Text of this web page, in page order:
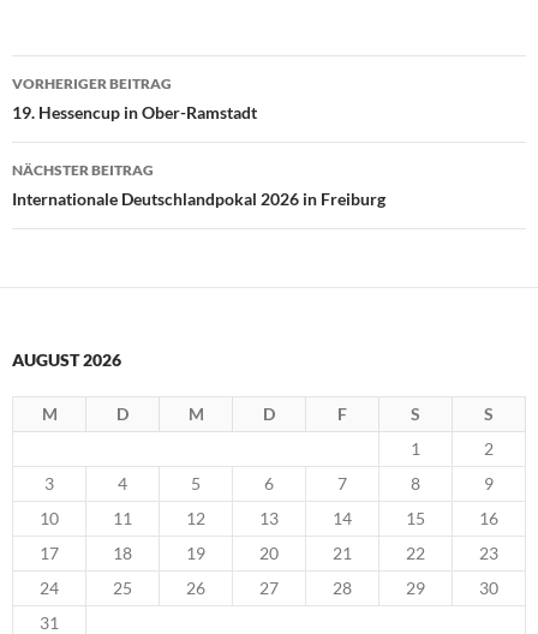
Beitragsnavigation
VORHERIGER BEITRAG
19. Hessencup in Ober-Ramstadt
NÄCHSTER BEITRAG
Internationale Deutschlandpokal 2026 in Freiburg
AUGUST 2026
M D M D F S
S
1
2
3
4 5 6 7 8
9
10
11 12 13 14 15
16
17
18 19 20 21 22
23
24
25 26 27 28 29
30
31